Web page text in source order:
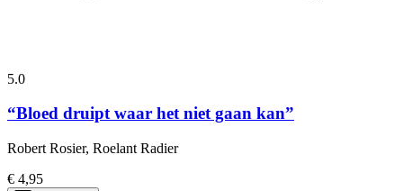
5.0
“Bloed druipt waar het niet gaan kan”
Robert Rosier, Roelant Radier
€ 4,95